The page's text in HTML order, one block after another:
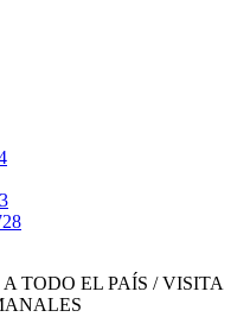
TODO EL PAÍS / VISITA